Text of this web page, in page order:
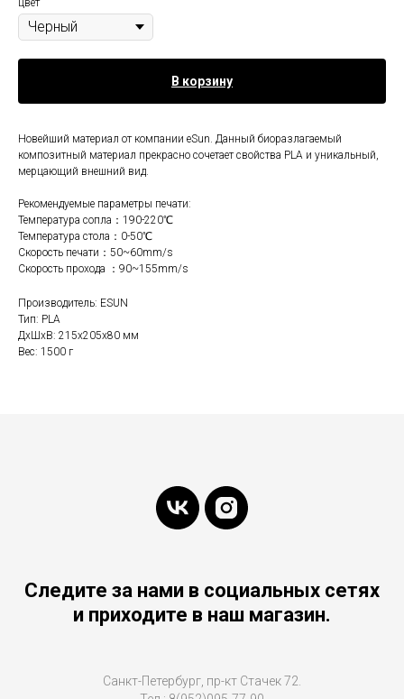
цвет
В корзину
Новейший материал от компании eSun. Данный биоразлагаемый
композитный материал прекрасно сочетает свойства PLA и уникальный,
мерцающий внешний вид.
Рекомендуемые параметры печати:
Температура сопла：190-220℃
Температура стола：0-50℃
Скорость печати：50~60mm/s
Скорость прохода ：90~155mm/s
Производитель: ESUN
Тип: PLA
ДxШxВ: 215x205x80 мм
Вес: 1500 г
Следите за нами в социальных сетях
и приходите в наш магазин.
Санкт-Петербург, пр-кт Стачек 72.